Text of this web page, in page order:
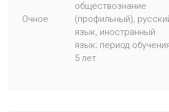
Очное
обществознание
(профильный),
язык, иностранный
язык; период
5 лет